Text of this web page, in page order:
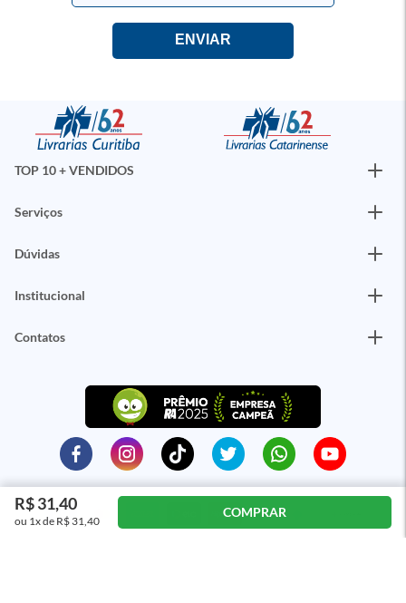
TOP 10 + VENDIDOS
Serviços
Dúvidas
Institucional
Contatos
R$ 31,40
ou 1x de R$ 31,40
COMPRAR